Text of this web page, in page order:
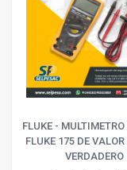
FLUKE -
FLUKE 175 DE
VERDADERO